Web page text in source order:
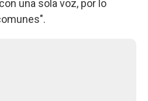
una sola voz, por lo